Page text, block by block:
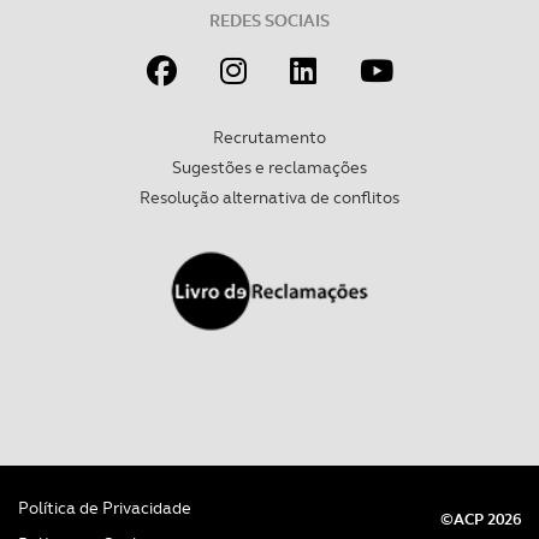
disponibilizados.
REDES SOCIAIS
Recrutamento
Sugestões e reclamações
Resolução alternativa de conflitos
Política de Privacidade
©ACP 2026